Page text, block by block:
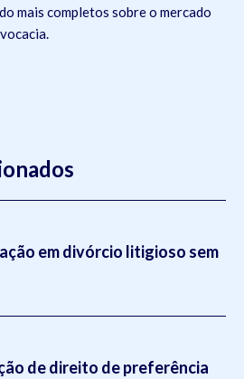
mais completos sobre o mercado
em divórcio litigioso sem
de direito de preferência